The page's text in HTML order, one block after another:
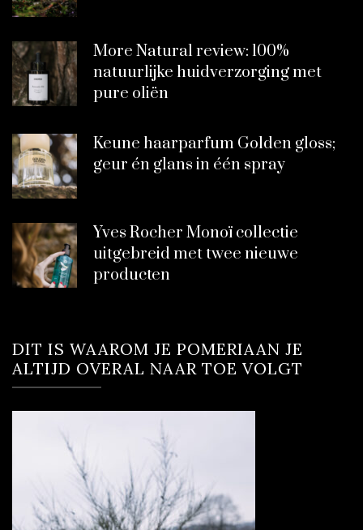
More Natural review: 100%
natuurlijke huidverzorging met
pure oliën
Keune haarparfum Golden gloss;
geur én glans in één spray
Yves Rocher Monoï collectie
uitgebreid met twee nieuwe
producten
DIT IS WAAROM JE POMERIAAN JE
ALTIJD OVERAL NAAR TOE VOLGT